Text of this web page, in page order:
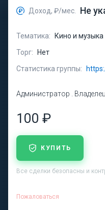
Доход, ₽/мес. Не
Тематика:
Кино и музыка
Торг:
Нет
Статистика группы:
Администратор .
100 ₽
КУПИТЬ
Все сделки безопасны и
Пожаловаться